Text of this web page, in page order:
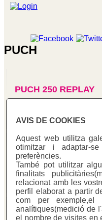
AVIS DE COOKIES
Aquest web utilitza
otimitzar i adaptar-
preferències.
També pot utilitzar
finalitats
relacionat amb les
perfil elaborat a partir
com per
analítiques(medició de
el nombre de visites en
PUCH
PUCH 250 REPLAY
PUCH 350 4T
PUCH F7 250